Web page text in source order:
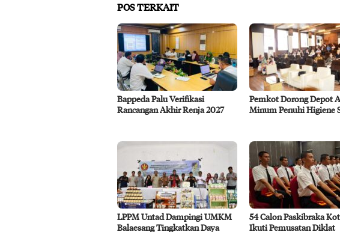
POS TERKAIT
Bappeda Palu Verifikasi
Rancangan Akhir Renja 2027
Pemkot Dorong Depot
Minum Penuhi Higiene
LPPM Untad Dampingi UMKM
Balaesang Tingkatkan Daya
54 Calon Paskibraka
Ikuti Pemusatan Diklat